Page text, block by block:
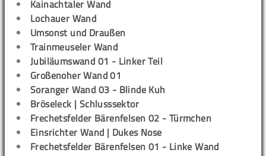
Kainachtaler Wand
Lochauer Wand
Umsonst und Draußen
Trainmeuseler Wand
Jubiläumswand 01 - Linker Teil
Großenoher Wand 01
Soranger Wand 03 - Blinde Kuh
Bröseleck | Schlusssektor
Frechetsfelder Bärenfelsen 02 - Türmchen
Einsrichter Wand | Dukes Nose
Frechetsfelder Bärenfelsen 01 - Linke Wand